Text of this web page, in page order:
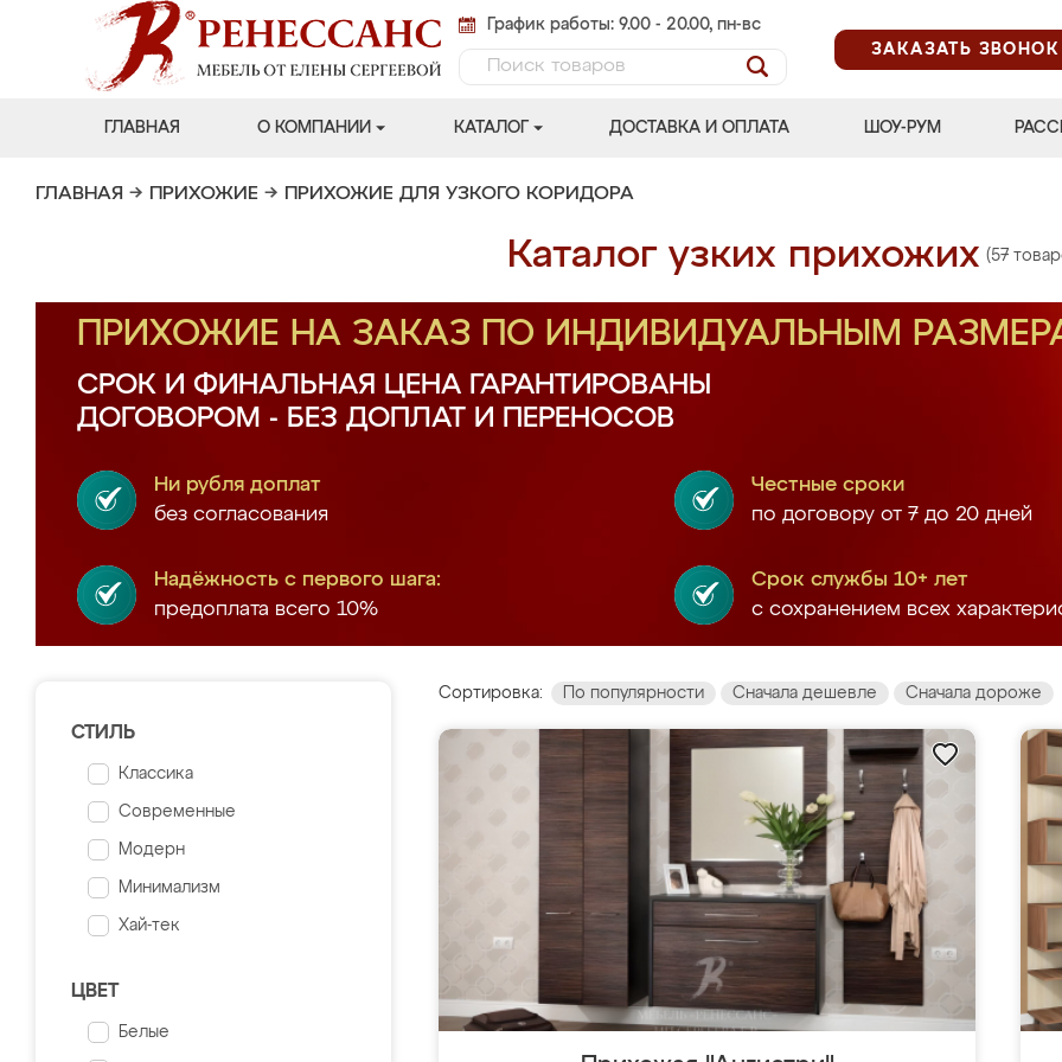
График работы: 9.00 - 20.00, пн-вс
ЗАКАЗАТЬ ЗВОНОК
ГЛАВНАЯ О КОМПАНИИ КАТАЛОГ ДОСТАВКА И ОПЛАТА ШОУ-РУМ
ГЛАВНАЯ → ПРИХОЖИЕ → ПРИХОЖИЕ ДЛЯ УЗКОГО КОРИДОРА
Каталог узких прихожих (57
ПРИХОЖИЕ НА ЗАКАЗ ПО ИНДИВИДУАЛЬНЫМ
СРОК И ФИНАЛЬНАЯ ЦЕНА ГАРАНТИРОВАНЫ
ДОГОВОРОМ - БЕЗ ДОПЛАТ И ПЕРЕНОСОВ
Ни рубля доплат
без согласования
Честные сроки
по договору от 7 до 20 дней
Надёжность с первого шага:
предоплата всего 10%
Срок службы 10+ лет
с сохранением всех
СТИЛЬ
Классика
Современные
Модерн
Минимализм
Хай-тек
ЦВЕТ
Белые
Сортировка: По популярности Сначала дешевле Сначала дороже